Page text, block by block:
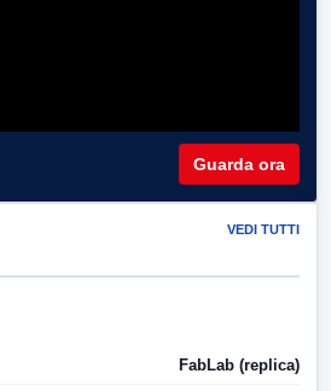
Guarda ora
VEDI TUTTI
FabLab (replica)